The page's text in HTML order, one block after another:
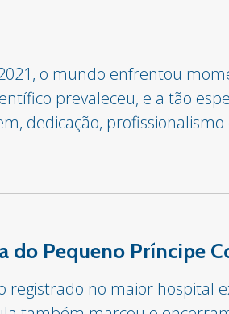
o mundo enfrentou
prevaleceu, e a tão
dedicação, profissionalismo
do Pequeno Príncipe
registrado no maior hospital